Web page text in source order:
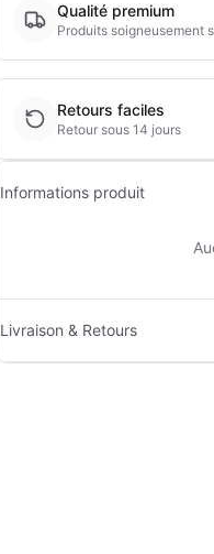
Qualité premium
Produits soigneusement
Retours faciles
Retour sous 14 jours
Informations produit
Livraison & Retours